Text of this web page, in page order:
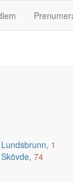
Lundsbrunn, 1
Skövde, 74